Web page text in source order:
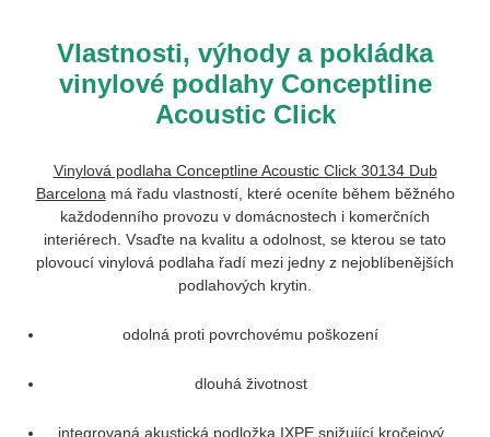
Vlastnosti, výhody a pokládka
vinylové podlahy Conceptline
Acoustic Click
Vinylová podlaha Conceptline Acoustic Click30134 Dub
Barcelona má řadu vlastností, které oceníte během běžného
každodenního provozu v domácnostech i komerčních
interiérech. Vsaďte na kvalitu a odolnost, se kterou se tato
plovoucí vinylová podlaha řadí mezi jedny z nejoblíbenějších
podlahových krytin.
odolná proti povrchovému poškození
dlouhá životnost
integrovaná akustická podložka IXPE snižující kročejový